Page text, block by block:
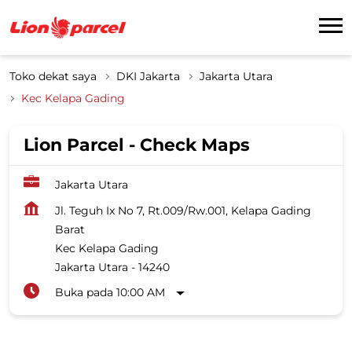
Toko dekat saya DKI Jakarta
Jakarta Utara
Kec Kelapa Gading
Lion Parcel - Check Maps
Jakarta Utara
Jl. Teguh Ix No 7, Rt.009/Rw.001, Kelapa Gading
Barat
Kec Kelapa Gading
Jakarta Utara - 14240
Buka pada 10:00 AM